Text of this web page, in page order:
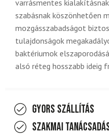
varrásmentes
szabásnak köszönhetően
mozgásszabadságot
tulajdonságok
baktériumok
alsó réteg hosszabb ideig
Gyors szállítás
Szakmai